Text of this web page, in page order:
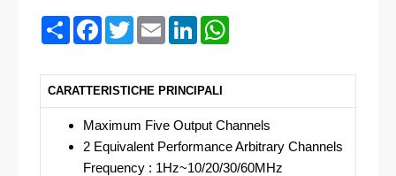
CondividiFacebook
TwitterEmail LinkedIn
CARATTERISTICHE PRINCIPALI
Maximum Five Output Channels
2 Equivalent Performance Arbitrary Channels
Frequency : 1Hz~10/20/30/60MHz